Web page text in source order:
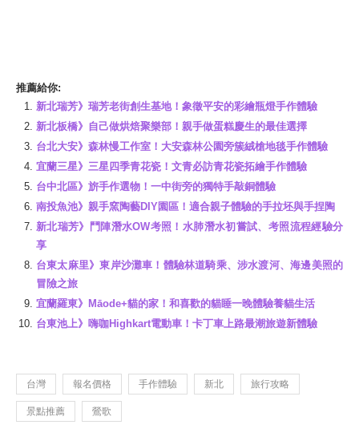
推薦給你:
新北瑞芳》瑞芳老街創生基地！象徵平安的彩繪瓶燈手作體驗
新北板橋》自己做烘焙聚樂部！親手做蛋糕慶生的最佳選擇
台北大安》森林慢工作室！大安森林公園旁簇絨槍地毯手作體驗
宜蘭三星》三星四季青花瓷！文青必訪青花瓷拓繪手作體驗
台中北區》旂手作選物！一中街旁的獨特手敲銅體驗
南投魚池》親手窯陶藝DIY園區！適合親子體驗的手拉坯與手捏陶
新北瑞芳》鬥陣潛水OW考照！水肺潛水初嘗試、考照流程經驗分
享
台東太麻里》東岸沙灘車！體驗林道騎乘、涉水渡河、海邊美照的
冒險之旅
宜蘭羅東》Māode+貓的家！和喜歡的貓睡一晚體驗養貓生活
台東池上》嗨咖Highkart電動車！卡丁車上路最潮旅遊新體驗
台灣 報名價格 手作體驗 新北 旅行攻略
景點推薦 鶯歌